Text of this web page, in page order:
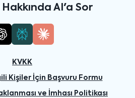
AI'a Sor
KVKK
Kişiler İçin Başvuru Formu
ve İmhası Politikası